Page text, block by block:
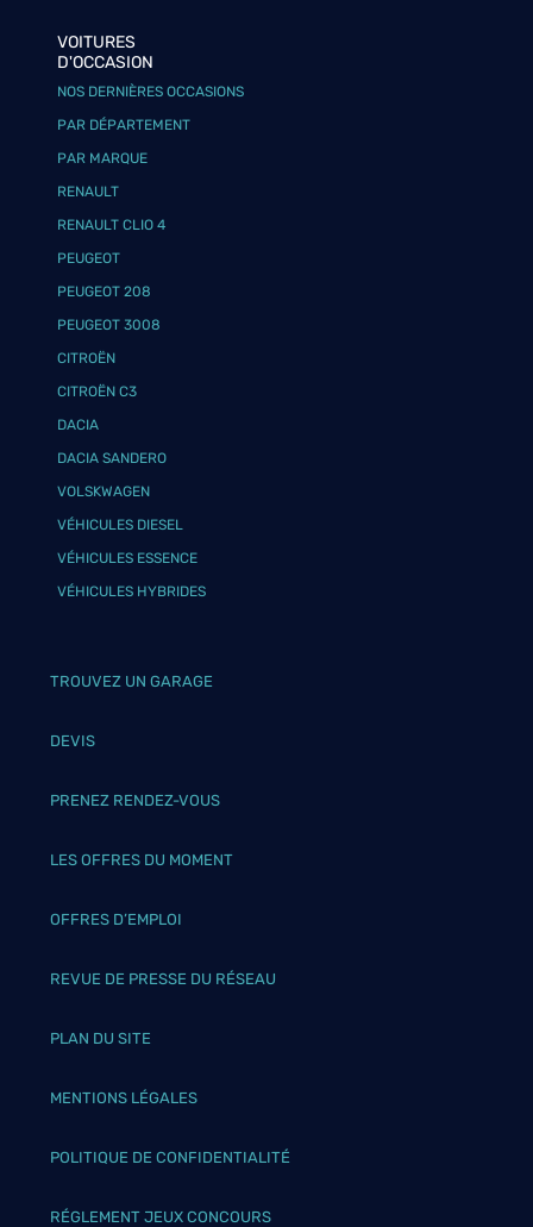
VOITURES
D'OCCASION
NOS DERNIÈRES OCCASIONS
PAR DÉPARTEMENT
PAR MARQUE
RENAULT
RENAULT CLIO 4
PEUGEOT
PEUGEOT 208
PEUGEOT 3008
CITROËN
CITROËN C3
DACIA
DACIA SANDERO
VOLSKWAGEN
VÉHICULES DIESEL
VÉHICULES ESSENCE
VÉHICULES HYBRIDES
TROUVEZ UN GARAGE
DEVIS
PRENEZ RENDEZ-VOUS
LES OFFRES DU MOMENT
OFFRES D’EMPLOI
REVUE DE PRESSE DU RÉSEAU
PLAN DU SITE
MENTIONS LÉGALES
POLITIQUE DE CONFIDENTIALITÉ
RÉGLEMENT JEUX CONCOURS